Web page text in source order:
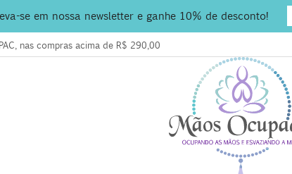
nas compras acima de R$ 290,00
se em nossa newsletter e ganhe 10% de desconto!